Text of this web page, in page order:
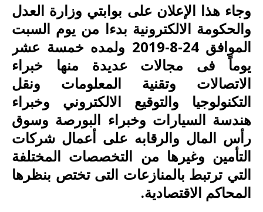
وجاء هذا الإعلان على بوابتي وزارة العدل
والحكومة الالكترونية بدءا من يوم السبت
الموافق 24-8-2019 ولمده خمسة عشر
يوماً فى مجالات عديدة منها خبراء
الاتصالات وتقنية المعلومات ونقل
التكنولوجيا والتوقيع الالكتروني وخبراء
هندسة السيارات وخبراء البورصة وسوق
رأس المال والرقابه على أعمال شركات
التأمين وغيرها من التخصصات المختلفة
التي ترتبط بالمنازعات التى تختص بنظرها
المحاكم الاقتصادية.